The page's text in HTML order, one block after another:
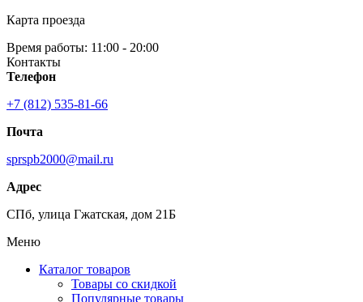
Карта проезда
Время работы: 11:00 - 20:00
Контакты
Телефон
+7 (812) 535-81-66
Почта
sprspb2000@mail.ru
Адрес
СПб, улица Гжатская, дом 21Б
Меню
Каталог товаров
Товары со скидкой
Популярные товары